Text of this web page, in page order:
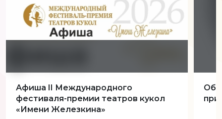
Афиша II Международного
фестиваля-премии театров кукол
«Имени Железкина»